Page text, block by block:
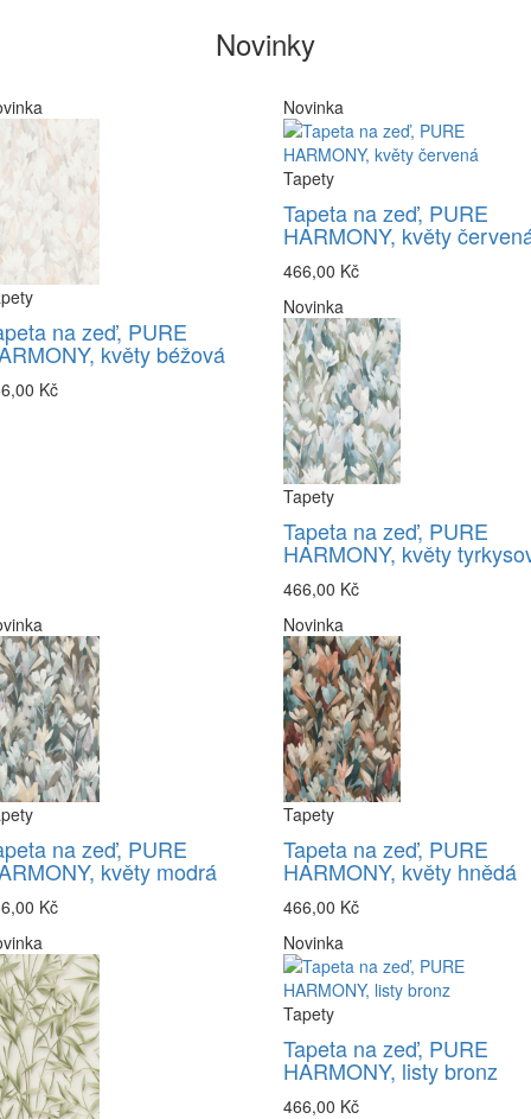
Novinky
na zeď, PURE
květy béžová
Kč
Novinka
Tapety
Tapeta na zeď, PURE
HARMONY, květy
466,00 Kč
Novinka
Tapety
Tapeta na zeď, PURE
HARMONY, květy
466,00 Kč
na zeď, PURE
květy modrá
Kč
Novinka
Tapety
Tapeta na zeď, PURE
HARMONY, květy hnědá
466,00 Kč
Novinka
Tapety
Tapeta na zeď, PURE
HARMONY, listy bronz
466,00 Kč